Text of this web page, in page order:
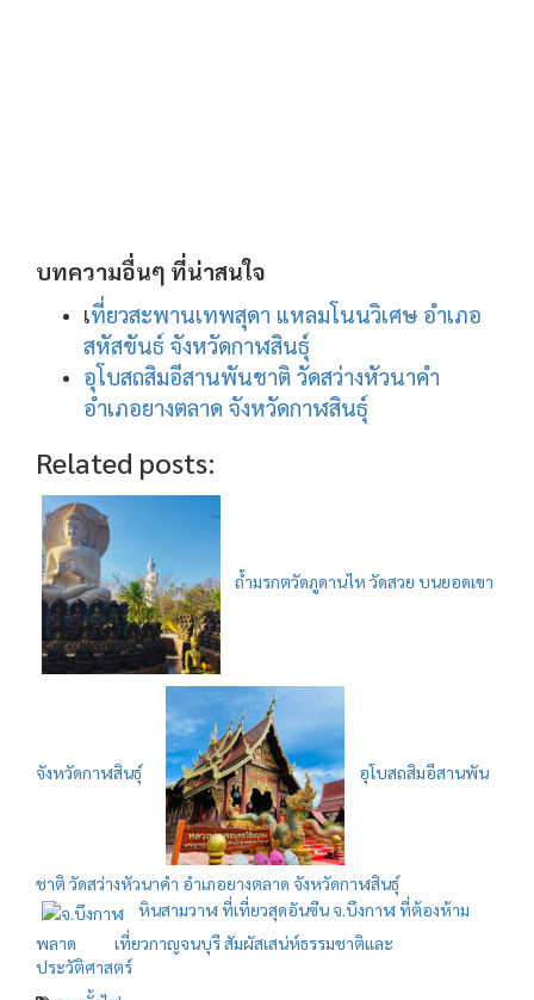
บทความอื่นๆ ที่น่าสนใจ
เที่ยวสะพานเทพสุดา แหลมโนนวิเศษ อำเภอ
สหัสขันธ์ จังหวัดกาฬสินธุ์
อุโบสถสิมอีสานพันชาติ วัดสว่างหัวนาคำ
อำเภอยางตลาด จังหวัดกาฬสินธุ์
Related posts:
ถ้ำมรกตวัดภูดานไห วัดสวย บนยอดเขา
จังหวัดกาฬสินธุ์ อุโบสถสิมอีสานพัน
ชาติ วัดสว่างหัวนาคำ อำเภอยางตลาด จังหวัดกาฬสินธุ์
หินสามวาฬ ที่เที่ยวสุดอันซีน จ.บึงกาฬ ที่ต้องห้าม
พลาด
เที่ยวกาญจนบุรี สัมผัสเสน่ห์ธรรมชาติและ
ประวัติศาสตร์